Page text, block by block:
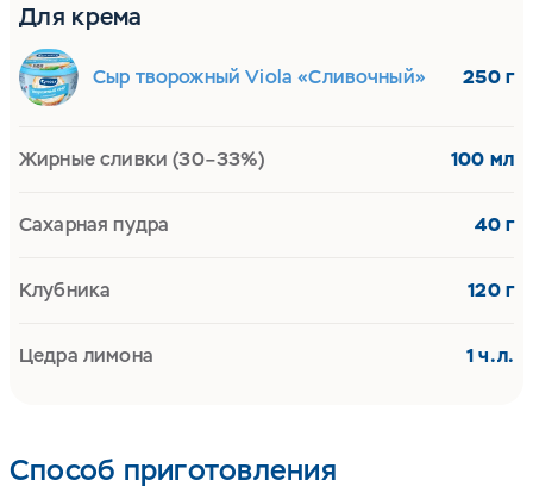
Способ приготовления
Для крема
Сыр творожный Viola «Сливочный» 250 г
Жирные сливки (30–33%) 100 мл
Сахарная пудра 40 г
Клубника 120 г
Цедра лимона 1 ч.л.